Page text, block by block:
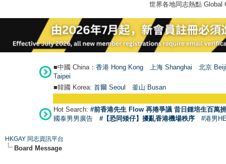
世界各地同志熱點
■中國 China： 香港 Hong Kong 上海 Shanghai
北京
Taipei
■韓國 Korea: 首爾 Seoul 釜山 Busan
Hot Search: #前香港先生 Flow 再捲爭議 昔日鍾培生百萬
國泰男男廣告
#【恐同矮仔】擾亂香港機場秩序 #港男
HKGAY 同志資訊平台
Board Message